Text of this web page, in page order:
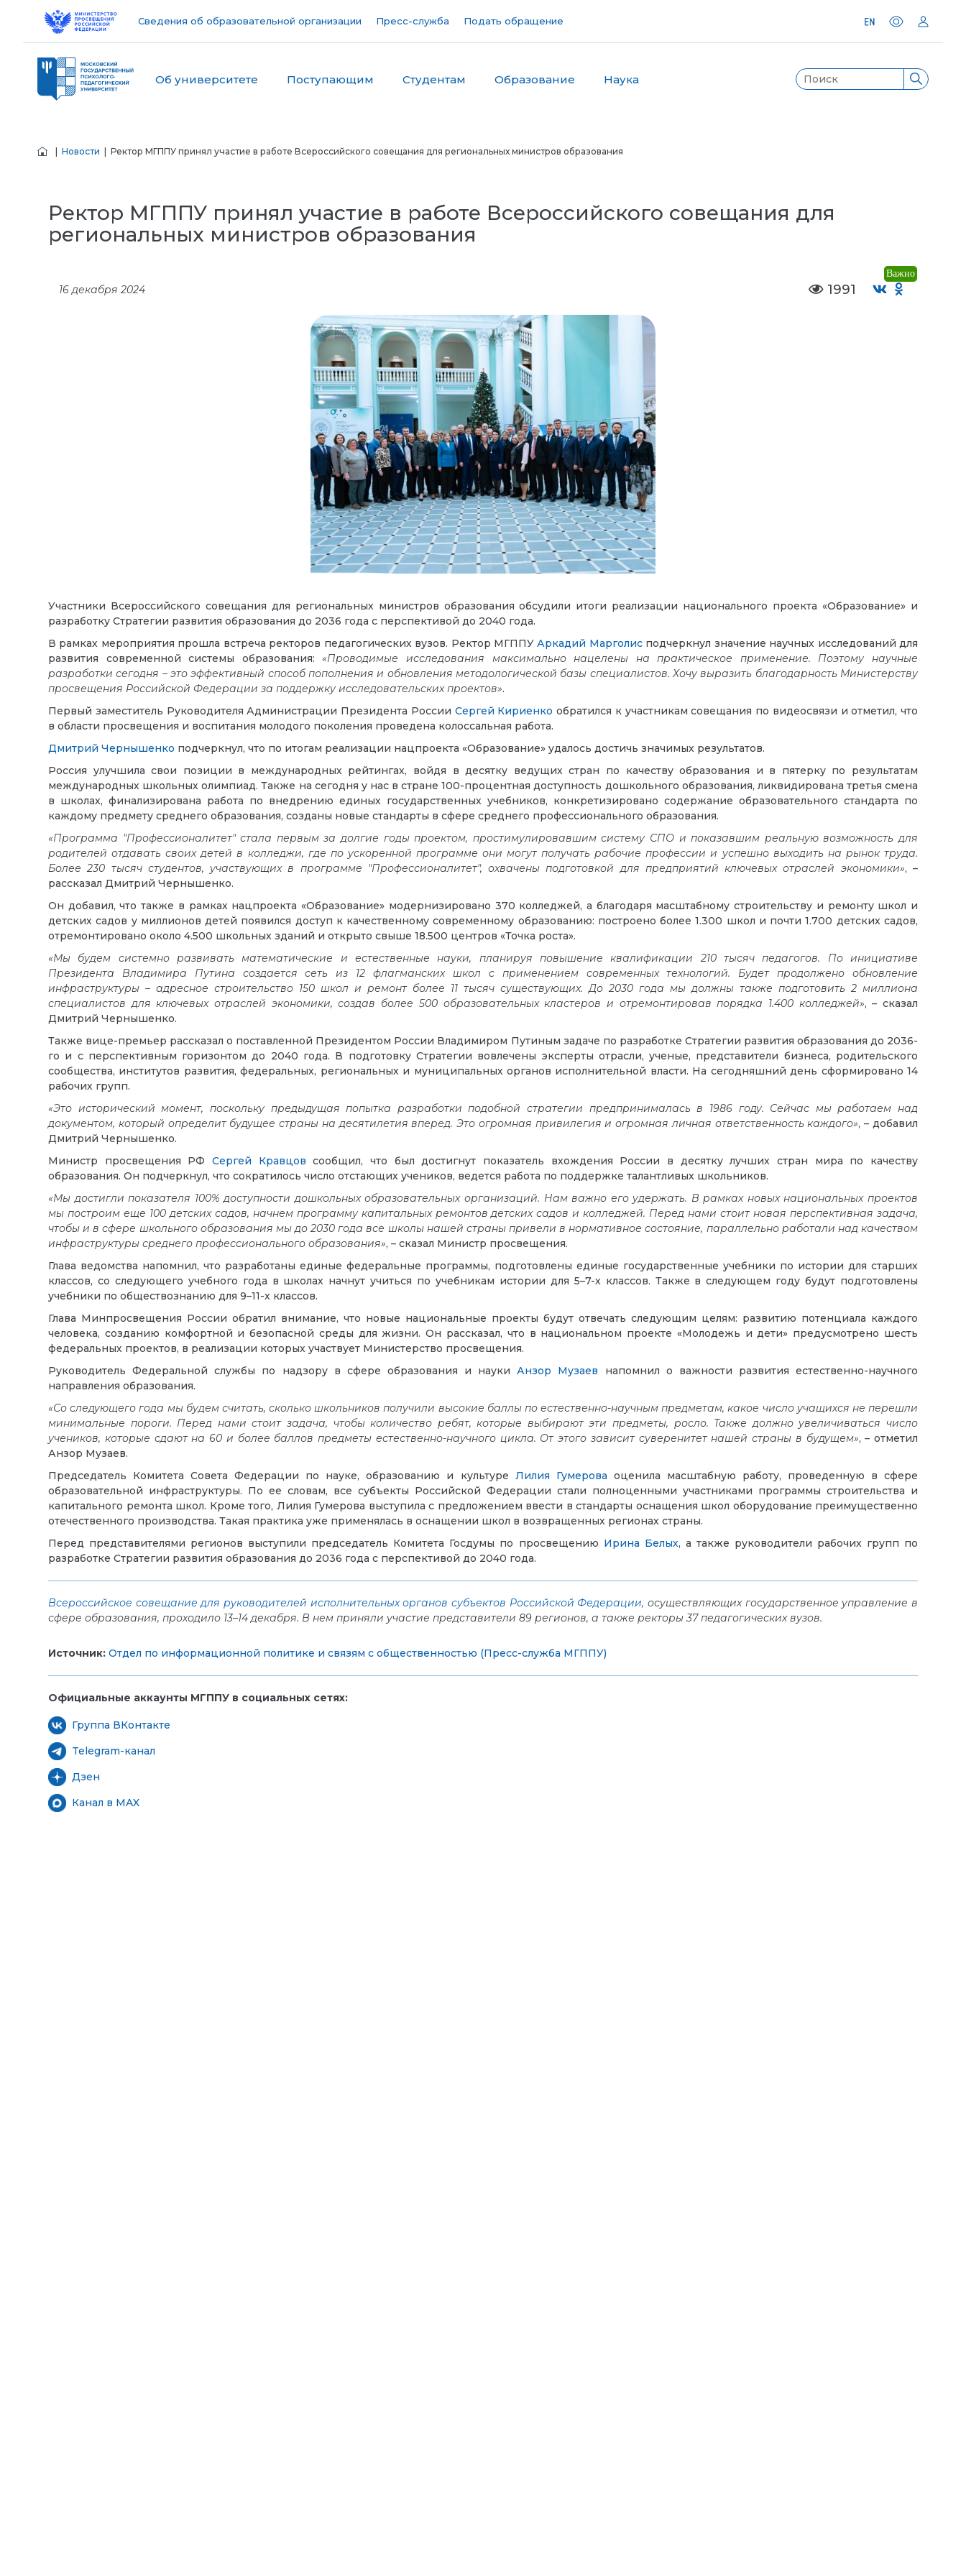
Сведения об образовательной организации Пресс-служба Подать обращение
Об университете Поступающим Студентам Образование Наука
Новости | Ректор МГППУ принял участие в работе Всероссийского совещания для региональных министров образования
Ректор МГППУ принял участие в работе Всероссийского совещания для
региональных министров образования
Важно
16 декабря 2024 1991
Участники Всероссийского совещания для региональных министров образования обсудили итоги реализации национального проекта «Образование» и
разработку Стратегии развития образования до 2036 года с перспективой до 2040 года.
В рамках мероприятия прошла встреча ректоров педагогических вузов. Ректор МГППУАркадий Марголисподчеркнул значение научных исследований для
развития современной системы образования:«Проводимые исследования максимально нацелены на практическое применение. Поэтому научные
разработки сегодня – это эффективный способ пополнения и обновления методологической базы специалистов. Хочу выразить благодарность Министерству
просвещения Российской Федерации за поддержку исследовательских проектов».
Первый заместитель Руководителя Администрации Президента России Сергей Кириенко обратился к участникам совещания по видеосвязи и отметил, что
в области просвещения и воспитания молодого поколения проведена колоссальная работа.
Дмитрий Чернышенко подчеркнул, что по итогам реализации нацпроекта «Образование» удалось достичь значимых результатов.
Россия улучшила свои позиции в международных рейтингах, войдя в десятку ведущих стран по качеству образования и в пятерку по результатам
международных школьных олимпиад. Также на сегодня у нас в стране 100-процентная доступность дошкольного образования, ликвидирована третья смена
в школах, финализирована работа по внедрению единых государственных учебников, конкретизировано содержание образовательного стандарта по
каждому предмету среднего образования, созданы новые стандарты в сфере среднего профессионального образования.
«Программа "Профессионалитет" стала первым за долгие годы проектом, простимулировавшим систему СПО и показавшим реальную возможность для
родителей отдавать своих детей в колледжи, где по ускоренной программе они могут получать рабочие профессии и успешно выходить на рынок труда.
Более 230 тысяч студентов, участвующих в программе "Профессионалитет", охвачены подготовкой для предприятий ключевых отраслей экономики», –
рассказал Дмитрий Чернышенко.
Он добавил, что также в рамках нацпроекта «Образование» модернизировано 370 колледжей, а благодаря масштабному строительству и ремонту школ и
детских садов у миллионов детей появился доступ к качественному современному образованию: построено более 1.300 школ и почти 1.700 детских садов,
отремонтировано около 4.500 школьных зданий и открыто свыше 18.500 центров «Точка роста».
«Мы будем системно развивать математические и естественные науки, планируя повышение квалификации 210 тысяч педагогов. По инициативе
Президента Владимира Путина создается сеть из 12 флагманских школ с применением современных технологий. Будет продолжено обновление
инфраструктуры – адресное строительство 150 школ и ремонт более 11 тысяч существующих. До 2030 года мы должны также подготовить 2 миллиона
специалистов для ключевых отраслей экономики, создав более 500 образовательных кластеров и отремонтировав порядка 1.400 колледжей», – сказал
Дмитрий Чернышенко.
Также вице-премьер рассказал о поставленной Президентом России Владимиром Путиным задаче по разработке Стратегии развития образования до 2036-
го и с перспективным горизонтом до 2040 года. В подготовку Стратегии вовлечены эксперты отрасли, ученые, представители бизнеса, родительского
сообщества, институтов развития, федеральных, региональных и муниципальных органов исполнительной власти. На сегодняшний день сформировано 14
рабочих групп.
«Это исторический момент, поскольку предыдущая попытка разработки подобной стратегии предпринималась в 1986 году. Сейчас мы работаем над
документом, который определит будущее страны на десятилетия вперед. Это огромная привилегия и огромная личная ответственность каждого», – добавил
Дмитрий Чернышенко.
Министр просвещения РФ Сергей Кравцов сообщил, что был достигнут показатель вхождения России в десятку лучших стран мира по качеству
образования. Он подчеркнул, что сократилось число отстающих учеников, ведется работа по поддержке талантливых школьников.
«Мы достигли показателя 100% доступности дошкольных образовательных организаций. Нам важно его удержать. В рамках новых национальных проектов
мы построим еще 100 детских садов, начнем программу капитальных ремонтов детских садов и колледжей. Перед нами стоит новая перспективная задача,
чтобы и в сфере школьного образования мы до 2030 года все школы нашей страны привели в нормативное состояние, параллельно работали над качеством
инфраструктуры среднего профессионального образования», – сказал Министр просвещения.
Глава ведомства напомнил, что разработаны единые федеральные программы, подготовлены единые государственные учебники по истории для старших
классов, со следующего учебного года в школах начнут учиться по учебникам истории для 5–7-х классов. Также в следующем году будут подготовлены
учебники по обществознанию для 9–11-х классов.
Глава Минпросвещения России обратил внимание, что новые национальные проекты будут отвечать следующим целям: развитию потенциала каждого
человека, созданию комфортной и безопасной среды для жизни. Он рассказал, что в национальном проекте «Молодежь и дети» предусмотрено шесть
федеральных проектов, в реализации которых участвует Министерство просвещения.
Руководитель Федеральной службы по надзору в сфере образования и наукиАнзор Музаев напомнил о важности развития естественно-научного
направления образования.
«Со следующего года мы будем считать, сколько школьников получили высокие баллы по естественно-научным предметам, какое число учащихся не перешли
минимальные пороги. Перед нами стоит задача, чтобы количество ребят, которые выбирают эти предметы, росло. Также должно увеличиваться число
учеников, которые сдают на 60 и более баллов предметы естественно-научного цикла. От этого зависит суверенитет нашей страны в будущем», – отметил
Анзор Музаев.
Председатель Комитета Совета Федерации по науке, образованию и культуре Лилия Гумерова оценила масштабную работу, проведенную в сфере
образовательной инфраструктуры. По ее словам, все субъекты Российской Федерации стали полноценными участниками программы строительства и
капитального ремонта школ. Кроме того, Лилия Гумерова выступила с предложением ввести в стандарты оснащения школ оборудование преимущественно
отечественного производства. Такая практика уже применялась в оснащении школ в возвращенных регионах страны.
Перед представителями регионов выступили председатель Комитета Госдумы по просвещению Ирина Белых, а также руководители рабочих групп по
разработке Стратегии развития образования до 2036 года с перспективой до 2040 года.
Всероссийское совещание для руководителей исполнительных органов субъектов Российской Федерации, осуществляющих государственное управление в
сфере образования, проходило 13–14 декабря. В нем приняли участие представители 89 регионов, а также ректоры 37 педагогических вузов.
Источник: Отдел по информационной политике и связям с общественностью (Пресс-служба МГППУ)
Официальные аккаунты МГППУ в социальных сетях:
Группа ВКонтакте
Telegram-канал
Дзен
Канал в MAX